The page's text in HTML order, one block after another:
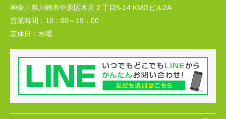
神奈川県川崎市中原区木月２丁目5-14 KMGビル2A
営業時間： 10：00～19：00
定休日： 水曜